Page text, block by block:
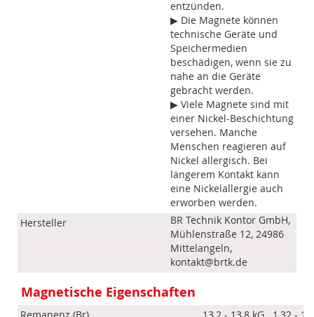
entzünden.
▶ Die Magnete können
technische Geräte und
Speichermedien
beschädigen, wenn sie zu
nahe an die Geräte
gebracht werden.
▶ Viele Magnete sind mit
einer Nickel-Beschichtung
versehen. Manche
Menschen reagieren auf
Nickel allergisch. Bei
längerem Kontakt kann
eine Nickelallergie auch
erworben werden.
Hersteller
BR Technik Kontor GmbH,
Mühlenstraße 12, 24986
Mittelangeln,
kontakt@brtk.de
Magnetische Eigenschaften